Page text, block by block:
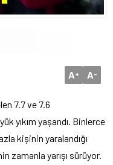
A+ A-
7.7 ve 7.6
yıkım yaşandı. Binlerce
kişinin yaralandığı
zamanla yarışı sürüyor.